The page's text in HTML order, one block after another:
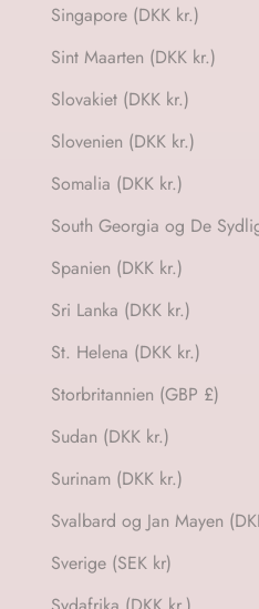
Singapore (DKK kr.)
Sint Maarten (DKK kr.)
Slovakiet (DKK kr.)
Slovenien (DKK kr.)
Somalia (DKK kr.)
Spanien (DKK kr.)
Sri Lanka (DKK kr.)
St. Helena (DKK kr.)
Storbritannien (GBP £)
Sudan (DKK kr.)
Surinam (DKK kr.)
Sverige (SEK kr)